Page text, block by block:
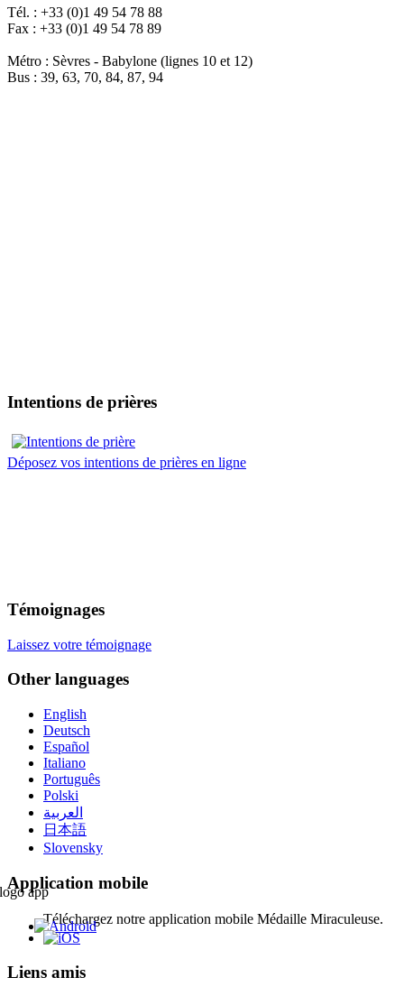
Tél. : +33 (0)1 49 54 78 88
Fax : +33 (0)1 49 54 78 89
Métro : Sèvres - Babylone (lignes 10 et 12)
Bus : 39, 63, 70, 84, 87, 94
Intentions de prières
Déposez vos intentions de prières en ligne
Témoignages
Laissez votre témoignage
Other languages
English
Deutsch
Español
Italiano
Português
Polski
العربية
日本語
Slovensky
Application mobile
Téléchargez notre application mobile Médaille Miraculeuse.
Liens amis